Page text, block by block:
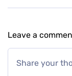
Leave a